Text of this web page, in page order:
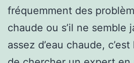
fréquemment des
chaude ou s’il ne semble
assez d’eau chaude,